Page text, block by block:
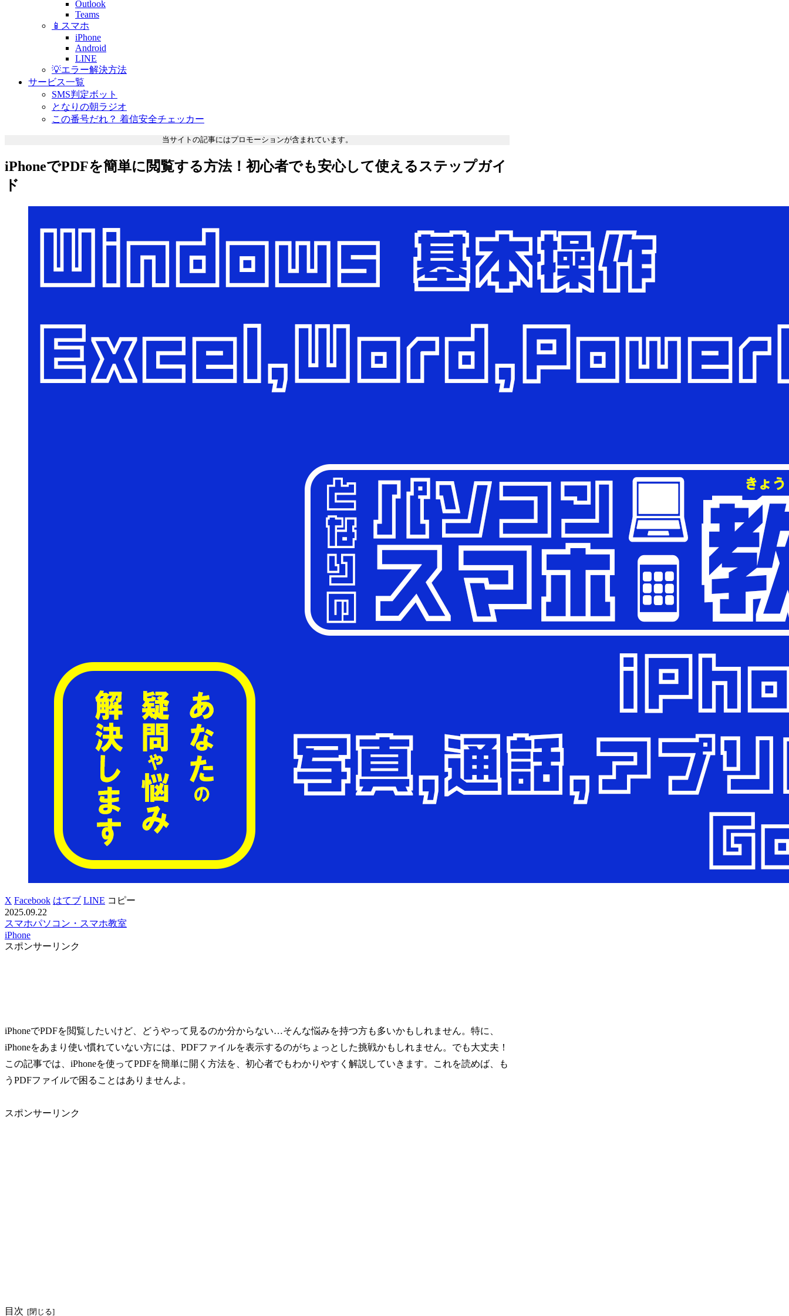
Outlook
Teams
📱スマホ
iPhone
Android
LINE
💡エラー解決方法
サービス一覧
SMS判定ボット
となりの朝ラジオ
この番号だれ？ 着信安全チェッカー
当サイトの記事にはプロモーションが含まれています。
iPhoneでPDFを簡単に閲覧する方法！初心者でも安心して使えるステップガイ
ド
X Facebook はてブ LINE コピー
2025.09.22
スマホパソコン・スマホ教室
iPhone
スポンサーリンク
iPhoneでPDFを閲覧したいけど、どうやって見るのか分からない…そんな悩みを持つ方も多いかもしれません。特に、
iPhoneをあまり使い慣れていない方には、PDFファイルを表示するのがちょっとした挑戦かもしれません。でも大丈夫！
この記事では、iPhoneを使ってPDFを簡単に開く方法を、初心者でもわかりやすく解説していきます。これを読めば、も
うPDFファイルで困ることはありませんよ。
スポンサーリンク
目次